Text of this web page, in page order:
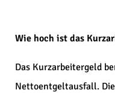
Wie hoch ist das
Das Kurzarbeitergeld
Nettoentgeltausfall.